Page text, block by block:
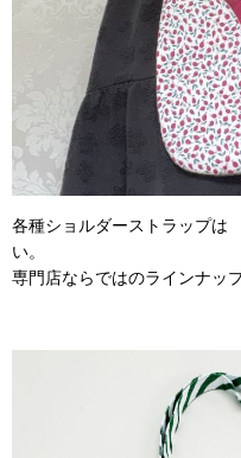
各種ショルダーストラップは
い。
専門店ならではのラインナッ